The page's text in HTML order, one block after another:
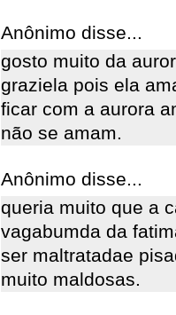
Anônimo disse...
gosto muito da
graziela pois ela
ficar com a aurora
não se amam.
Anônimo disse...
queria muito que a
vagabumda da
ser maltratadae
muito maldosas.